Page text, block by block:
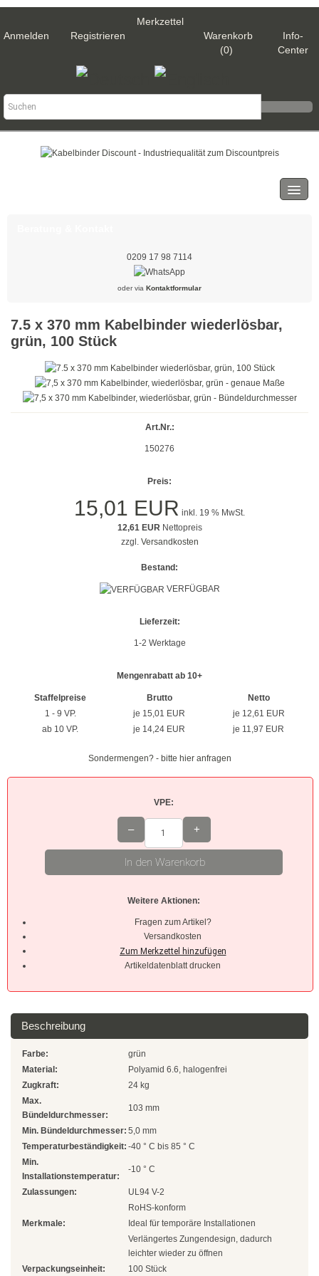
Anmelden Registrieren
Merkzettel
Warenkorb
(0)
Info-
Center
Gold
Farbig
Rot
Hellbraun
Rosa
Kleinpackungen
Kabelbinder Sets
Schwarz
Natur
Farbig
Rot
Gelb
Grün
Blau
SONDERANGEBOTE
Edelstahlbinder
Edelstahlbinder 304 SS
Edelstahlbinder 316 SS
Edelstahlbinder mit Beschichtung
0209 17 98 7114
oder via Kontaktformular
7.5 x 370 mm Kabelbinder wiederlösbar,
grün, 100 Stück
Art.Nr.:
150276
Preis:
15,01 EUR inkl. 19 % MwSt.
12,61 EUR Nettopreis
zzgl. Versandkosten
Bestand:
VERFÜGBAR
Lieferzeit:
1-2 Werktage
Mengenrabatt ab 10+
Staffelpreise Brutto
Netto
1 - 9 VP.
je 15,01 EUR
je 12,61 EUR
ab 10 VP.
je 14,24 EUR je 11,97 EUR
Sondermengen? - bitte hier anfragen
VPE:
– +
In den Warenkorb
Weitere Aktionen:
Fragen zum Artikel?
Versandkosten
Artikeldatenblatt drucken
Beschreibung
Farbe:
grün
Material:
Polyamid 6.6, halogenfrei
Zugkraft:
24 kg
Max.
Bündeldurchmesser:
103 mm
Min. Bündeldurchmesser: 5,0 mm
Temperaturbeständigkeit: -40 ° C bis 85 ° C
Min.
Installationstemperatur:
-10 ° C
Zulassungen:
UL94 V-2
RoHS-konform
Merkmale:
Ideal für temporäre Installationen
Verlängertes Zungendesign, dadurch
leichter wieder zu öffnen
Verpackungseinheit:
100 Stück